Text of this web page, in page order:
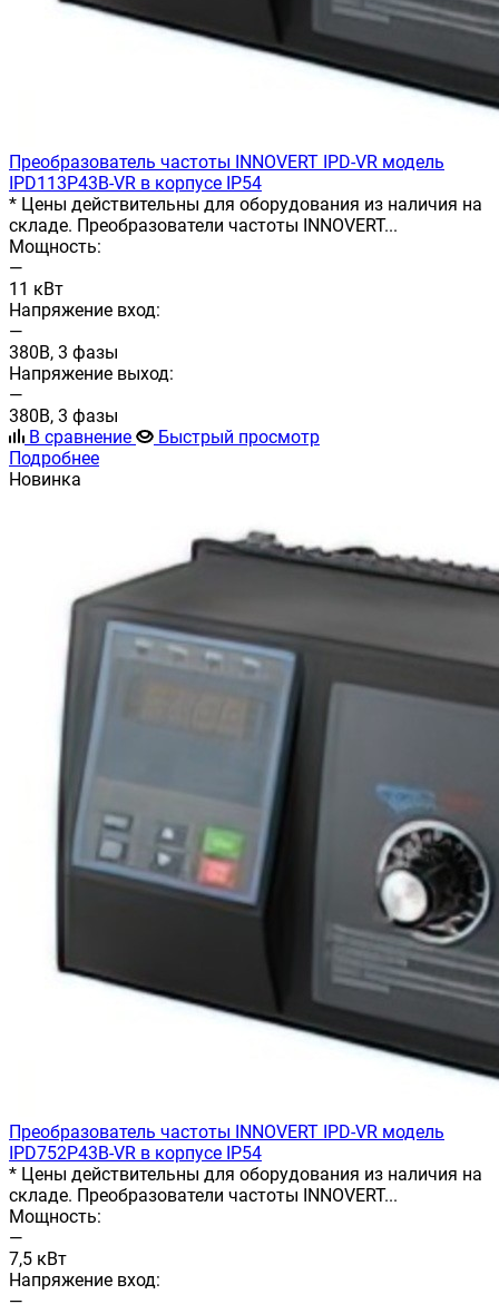
Преобразователь частоты INNOVERT IРD-VR модель
IPD113P43B-VR в корпусе IP54
* Цены действительны для оборудования из наличия на
складе. Преобразователи частоты INNOVERT...
Мощность:
—
11 кВт
Напряжение вход:
—
380В, 3 фазы
Напряжение выход:
—
380В, 3 фазы
В сравнение
Быстрый просмотр
Подробнее
Новинка
Преобразователь частоты INNOVERT IРD-VR модель
IPD752P43B-VR в корпусе IP54
* Цены действительны для оборудования из наличия на
складе. Преобразователи частоты INNOVERT...
Мощность:
—
7,5 кВт
Напряжение вход:
—